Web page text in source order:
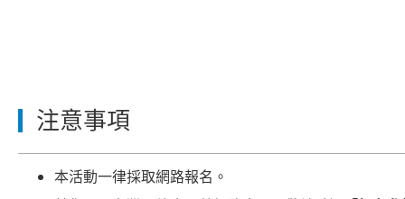
注意事項
本活動一律採取網路報名。